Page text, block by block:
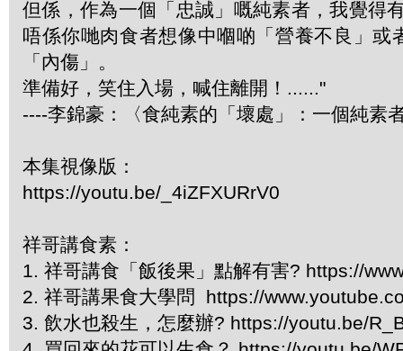
但係，作為一個「忠誠」嘅純素者，我覺
唔係你哋肉食者想像中嗰啲「營養不良」
「內傷」。
準備好，笑住入場，喊住離開！......"
----李錦豪：〈食純素的「壞處」：一個純素
本集視像版：
https://youtu.be/_4iZFXURrV0
祥哥講食素：
1. 祥哥講食「飯後果」點解有害? https://
2. 祥哥講果食大學問 https://
3. 飲水也殺生，怎麼辦? https://youtu.be/